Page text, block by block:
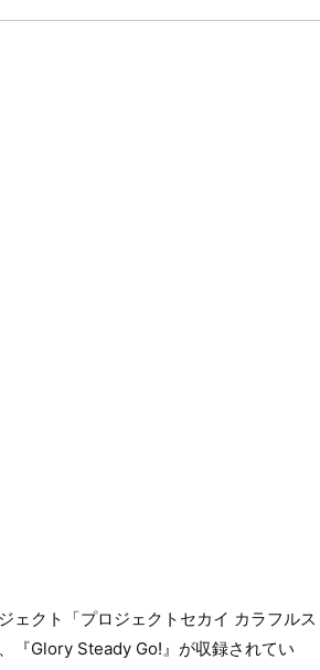
クト「プロジェクトセカイ カラフルス
『Glory Steady Go!』が収録されてい